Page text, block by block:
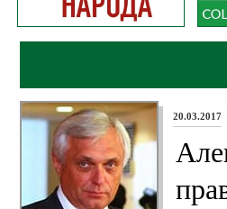
20.03.2017